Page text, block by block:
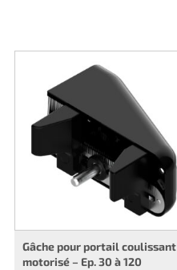
Gâche pour portail coulissant
motorisé – Ep. 30 à 120